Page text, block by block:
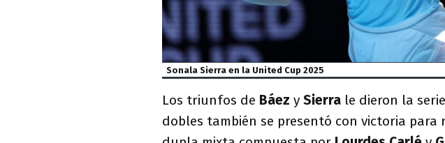
Sonala Sierra en la United Cup 2025
Los triunfos de Báez y Sierra le dieron la
dobles también se presentó con victoria para